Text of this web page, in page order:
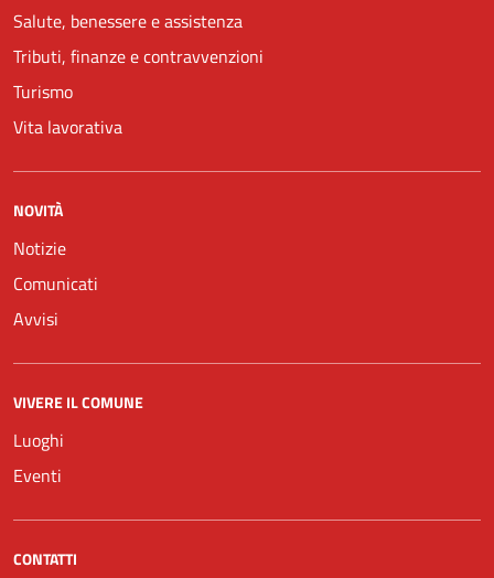
Salute, benessere e assistenza
Tributi, finanze e contravvenzioni
Turismo
Vita lavorativa
NOVITÀ
Notizie
Comunicati
Avvisi
VIVERE IL COMUNE
Luoghi
Eventi
CONTATTI